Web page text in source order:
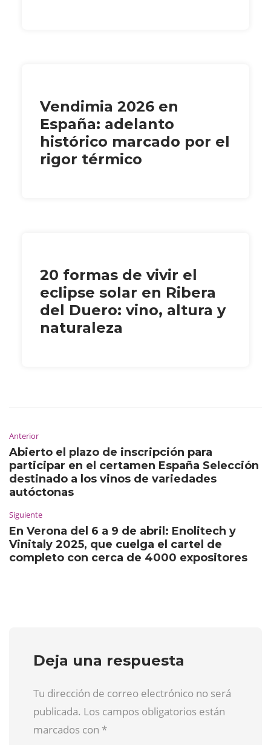
Vendimia 2026 en
España: adelanto
histórico marcado por el
rigor térmico
20 formas de vivir el
eclipse solar en Ribera
del Duero: vino, altura y
naturaleza
Anterior
Abierto el plazo de inscripción para
participar en el certamen España Selección
destinado a los vinos de variedades
autóctonas
Siguiente
En Verona del 6 a 9 de abril: Enolitech y
Vinitaly 2025, que cuelga el cartel de
completo con cerca de 4000 expositores
Deja una respuesta
Tu dirección de correo electrónico no será
publicada. Los campos obligatorios están
marcados con *